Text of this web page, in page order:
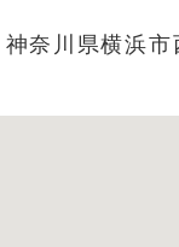
神奈川県横浜